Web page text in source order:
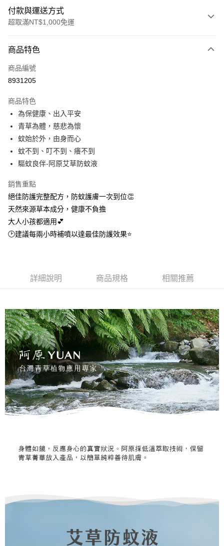
付款與運送方式
超取滿NT$1,000免運
信用卡一次付款
LINE Pay
街口支付
悠遊付
全盈+PAY
大哥付你分期
相關說明
1.本服務由台灣大哥大提供，台灣大哥大用戶可立即使用無須另外申請。
2.付款方式選擇「大哥付你分期」，訂單成立後會自動跳轉到大哥付的交易
流程，驗證手機門號後，選擇欲分期的期數、繳款截止日，確認付款後即完
成交易。
3.實際核准額度、可分期數及費用金額請依後續交易確認頁面所載為準。
1.分期款項不併入電信帳單，「大哥付你分期」於每月結算日後寄送繳費提
【注意事項】
1.本服務係由「台灣大哥大股份有限公司」（以下簡稱本公司）所提供，讓
用戶於交易時，得透過本服務購買商品或服務，並由商店將買賣／分期付款
買賣價金債權讓與本公司後，依約使用本公司帳單繳交帳款。
2.基於同意付款使用「大哥付你分期」之契約關係目的，商店將以您的個人
資料（包含姓名、電話或地址）提供予台灣大哥大進項蒐集、處理及利用，
由本公司與您本人進行分期帳單所需資料之確認、核對及更正。
3.完整用戶服務條款，請詳閱以下連結：https://oppay.tw/userRule
AFTEE先享後付
相關說明
【關於「AFTEE先享後付」】
AFTEE先享後付是「在收到商品之後才付款」的支付方式。 讓您購物簡單
便利好安心！
【「AFTEE先享後付」結帳流程】
２．訂單成立數日內，您將收到繳費通知簡訊。
３．收到繳費通知簡訊後14天內，點擊此簡訊中的連結，可透過四大超商／
ATM／網路銀行／等多元方式進行付款，方視為交易完成。
※ 請注意：結帳手續完成當下不需立刻繳費，但若您需要取消訂單，請聯絡
購買商品的店家。未經商家同意取消之訂單仍視為有效，需透過AFTEE先享
後付繳納相關費用。
※ 交易是否成功請以「AFTEE先享後付 」之結帳頁面顯示為準，若有關於
是否繳費成功／繳費後需取消欲退款等相關疑問，請聯繫「AFTEE先享後付
客戶支援中心」
https://netprotections.freshdesk.com/support/home
【注意事項】
１．透過由恩沛科技股份有限公司提供之「AFTEE先享後付」服務完成之交
易，需依本服務之必要範圍內提供個人資料，並將交易相關給付款項請求債
https://aftee.tw/terms/#terms3
３．未成年的使用者請事先徵得法定代理人或監護人之同意方可使用
請求用戶進行身份認證。
每筆NT$100，滿NT$1,000(含以上)免運費
每筆NT$999
⭕超取僅提供付款後7-11取貨
每筆NT$100，滿NT$1,000(含以上)免運費
黑貓宅配｜線上支付
每筆NT$100，滿NT$1,000(含以上)免運費
離島宅配
每筆NT$280，滿NT$3,000(含以上)免運費
商品特色
商品編號
8931205
商品特色
為保健康、出入平安
青草為體，慈悲為懷
蚊始於外，由身而心
蚊不到、叮不到、癢不到
驅蚊良伴-阿原艾草防蚊液
銷售重點
絕佳防護完整配方，防蚊護膚一次到位👏
天然來源草本成分，健康不負擔
大人小孩都適用💕
🕑建議每兩小時補噴以達最佳防護效果⭐
詳細說明 商品規格 相關推薦